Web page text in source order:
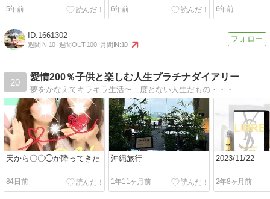
5年前
6年前
6年前
1661302
週間IN:10 週間OUT:100 月間IN:10
20
愛情200％子供と楽しむ人生プラチナダイアリー
夢をかなえてキラキラ生活〜二度とない人生だもの・・・
天から〇〇◯が降ってきた
84日前
沖縄旅行
1年11ヶ月前
2023/11/22
2年8ヶ月前